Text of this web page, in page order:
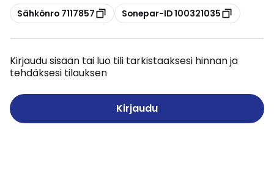
Kopioi
Sähkönro 7117857 Kopioi
Sonepar-ID 100321035
Kirjaudu sisään tai luo tili tarkistaaksesi hinnan ja
tehdäksesi tilauksen
Kirjaudu